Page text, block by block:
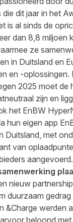
dit jaar in het
is al sinds de
dan 8,8 miljoen
ze
in Duitsland en
en -
2025 moet de
zijn en
het EnBW
hun eigen app
Duitsland, met
van
aangevoerd.
nieuw
duurzaam
&Charge werden